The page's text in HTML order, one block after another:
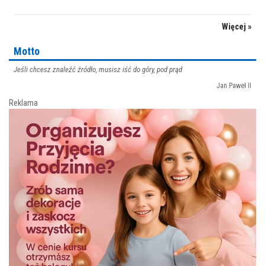
Więcej »
Motto
Jeśli chcesz znaleźć źródło, musisz iść do góry, pod prąd
Jan Paweł II
Reklama